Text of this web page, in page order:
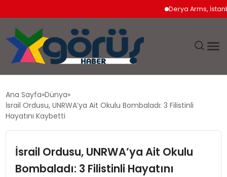
Derya Arms,
EKONOMI
MAGAZIN
Ana Sayfa Dünya
İsrail Ordusu, UNRWA’ya Ait Okulu Bombaladı: 3 Filistinli
Hayatını Kaybetti
İsrail Ordusu, UNRWA’ya Ait Okulu
Bombaladı: 3 Filistinli Hayatını